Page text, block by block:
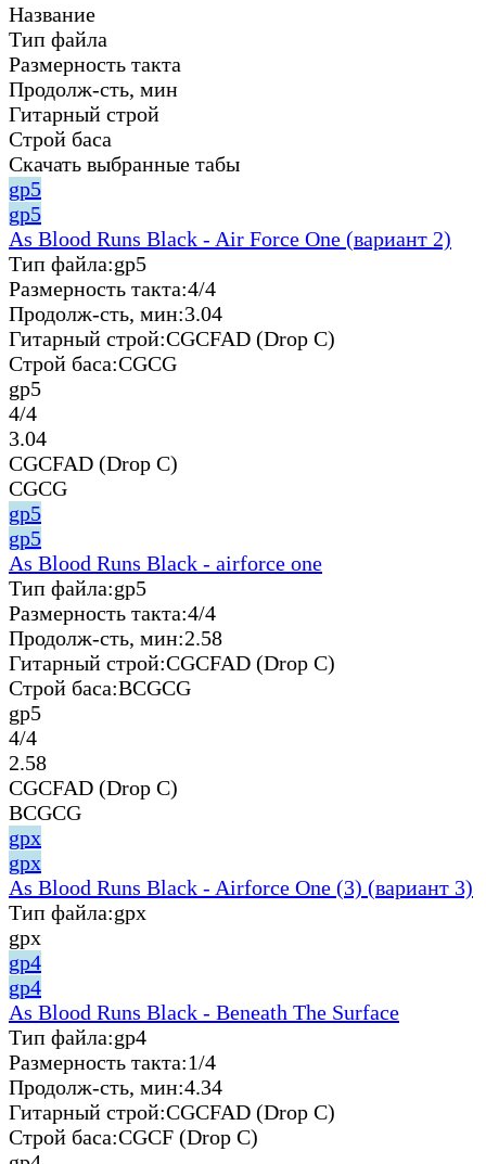
Название
Тип файла
Размерность такта
Продолж-сть, мин
Гитарный строй
Строй баса
Скачать выбранные табы
gp5
gp5
As Blood Runs Black - Air Force One (вариант 2)
Тип файла:gp5
Размерность такта:4/4
Продолж-сть, мин:3.04
Гитарный строй:CGCFAD (Drop C)
Строй баса:CGCG
gp5
4/4
3.04
CGCFAD (Drop C)
CGCG
gp5
gp5
As Blood Runs Black - airforce one
Тип файла:gp5
Размерность такта:4/4
Продолж-сть, мин:2.58
Гитарный строй:CGCFAD (Drop C)
Строй баса:BCGCG
gp5
4/4
2.58
CGCFAD (Drop C)
BCGCG
gpx
gpx
As Blood Runs Black - Airforce One (3) (вариант 3)
Тип файла:gpx
gpx
gp4
gp4
As Blood Runs Black - Beneath The Surface
Тип файла:gp4
Размерность такта:1/4
Продолж-сть, мин:4.34
Гитарный строй:CGCFAD (Drop C)
Строй баса:CGCF (Drop C)